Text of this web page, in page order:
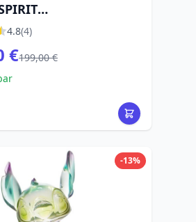
1000 -
JESTER
4.8(4)
€199,00 €
-13%